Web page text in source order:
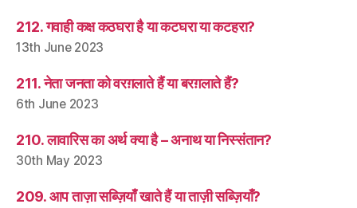
212. गवाही कक्ष कठघरा है या कटघरा या कटहरा?
13th June 2023
211. नेता जनता को वरग़लाते हैं या बरग़लाते हैं?
6th June 2023
210. लावारिस का अर्थ क्या है – अनाथ या निस्संतान?
30th May 2023
209. आप ताज़ा सब्ज़ियाँ खाते हैं या ताज़ी सब्ज़ियाँ?